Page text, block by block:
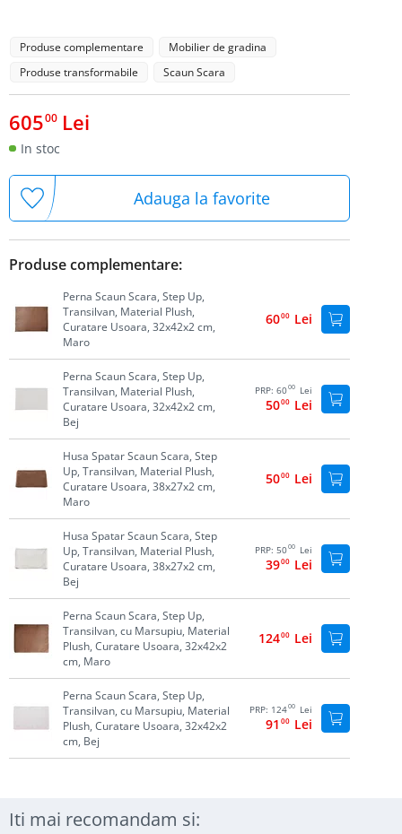
Produse complementare
Mobilier de gradina
Produse transformabile
Scaun Scara
60500 Lei
In stoc
Adauga la favorite
Produse complementare:
Perna Scaun Scara, Step Up,
Transilvan, Material Plush,
Curatare Usoara, 32x42x2 cm,
Maro
6000 Lei
Perna Scaun Scara, Step Up,
Transilvan, Material Plush,
Curatare Usoara, 32x42x2 cm,
Bej
PRP: 6000 Lei
5000 Lei
Husa Spatar Scaun Scara, Step
Up, Transilvan, Material Plush,
Curatare Usoara, 38x27x2 cm,
Maro
5000 Lei
Husa Spatar Scaun Scara, Step
Up, Transilvan, Material Plush,
Curatare Usoara, 38x27x2 cm,
Bej
PRP: 5000 Lei
3900 Lei
Perna Scaun Scara, Step Up,
Transilvan, cu Marsupiu, Material
Plush, Curatare Usoara, 32x42x2
cm, Maro
12400 Lei
Perna Scaun Scara, Step Up,
Transilvan, cu Marsupiu, Material
Plush, Curatare Usoara, 32x42x2
cm, Bej
PRP: 12400 Lei
91 00 Lei
Iti mai recomandam si: